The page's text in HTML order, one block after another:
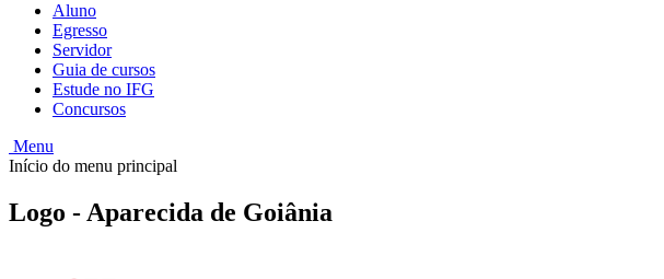
Aluno
Egresso
Servidor
Guia de cursos
Estude no IFG
Concursos
Menu
Início do menu principal
Logo - Aparecida de Goiânia